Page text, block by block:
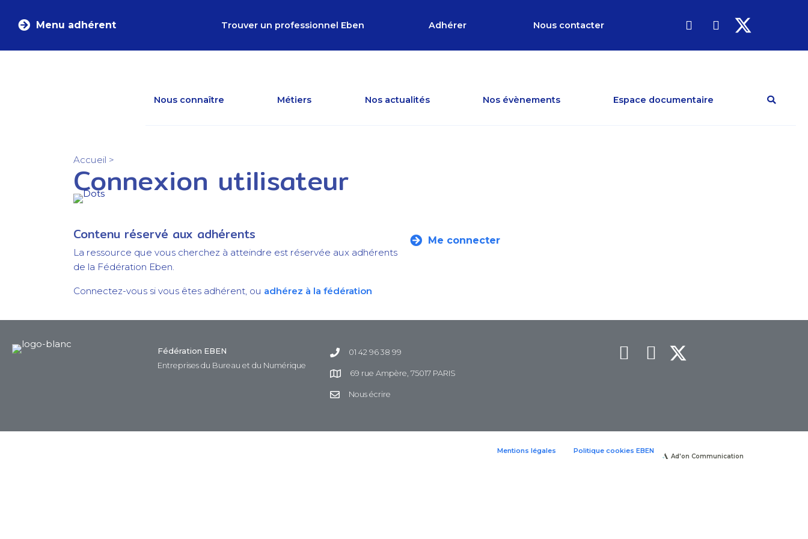
Menu adhérent Trouver un professionnel Eben Adhérer Nous contacter
Nous connaître Métiers Nos actualités Nos évènements Espace documentaire
Accueil >
Connexion utilisateur
Contenu réservé aux adhérents
La ressource que vous cherchez à atteindre est réservée aux adhérents
de la Fédération Eben.
Connectez-vous si vous êtes adhérent, ou adhérez à la fédération
Me connecter
Fédération EBEN
Entreprises du Bureau et du Numérique
01 42 96 38 99
69 rue Ampère, 75017 PARIS
Nous écrire
Mentions légales Politique cookies EBEN
Ad'on Communication